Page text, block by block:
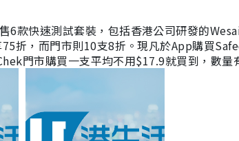
6款快速測試套裝，包括香港公司研發的
折，而門市則10支8折。現凡於App購買
門市購買一支平均不用$17.9就買到，數量